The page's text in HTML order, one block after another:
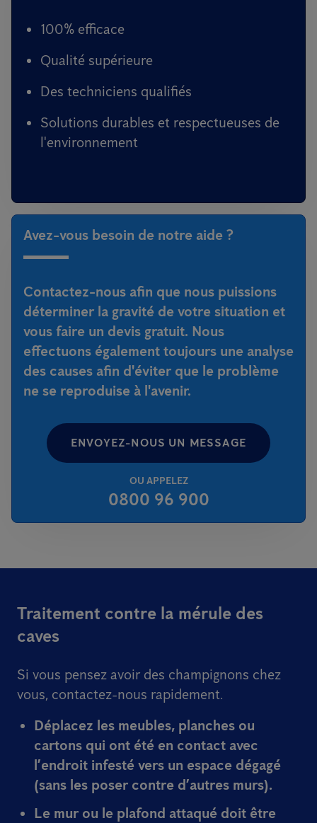
100% efficace
Qualité supérieure
Des techniciens qualifiés
Solutions durables et respectueuses de
l'environnement
Avez-vous besoin de notre aide ?
Contactez-nous afin que nous puissions
déterminer la gravité de votre situation et
vous faire un devis gratuit. Nous
effectuons également toujours une analyse
des causes afin d'éviter que le problème
ne se reproduise à l'avenir.
ENVOYEZ-NOUS UN MESSAGE
OU APPELEZ
0800 96 900
Traitement contre la mérule des
caves
Si vous pensez avoir des champignons chez
vous, contactez-nous rapidement.
Déplacez les meubles, planches ou
cartons qui ont été en contact avec
l’endroit infesté vers un espace dégagé
(sans les poser contre d’autres murs).
Le mur ou le plafond attaqué doit être